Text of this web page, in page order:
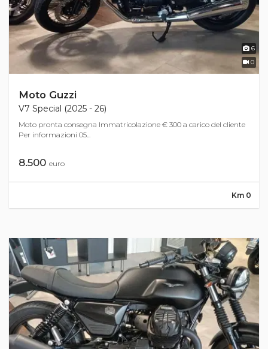
6
0
Moto Guzzi
V7 Special (2025 - 26)
Moto pronta consegna Immatricolazione € 300 a carico del cliente
Per informazioni 05...
8.500 euro
Km 0